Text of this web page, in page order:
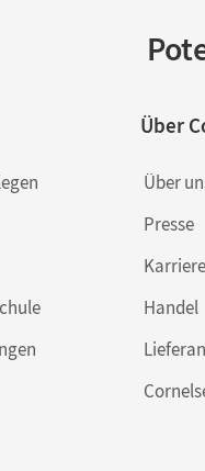
Über
Über
Presse
Karriere
Handel